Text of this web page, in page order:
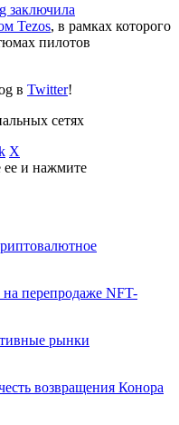
заключила
Tezos, в рамках которого
пилотов
в Twitter!
сетях
X
и нажмите
на перепродаже NFT-
рынки
возвращения Конора